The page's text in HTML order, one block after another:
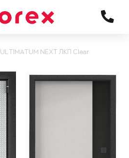
ULTIMATUM NEXT ЛКП Clear